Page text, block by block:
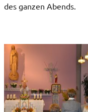
des ganzen Abends.